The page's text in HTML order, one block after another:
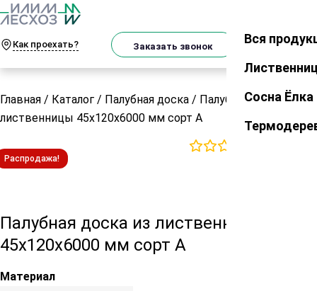
Как проехать? Заказать звонок Закрыть
Вся
Сосна Ёлка
Главная / Каталог / Палубная доска / Палубная доска из
лиственницы 45х120х6000 мм сорт А
Распродажа!
Палубная доска из лиственницы
45х120х6000 мм сорт А
Материал